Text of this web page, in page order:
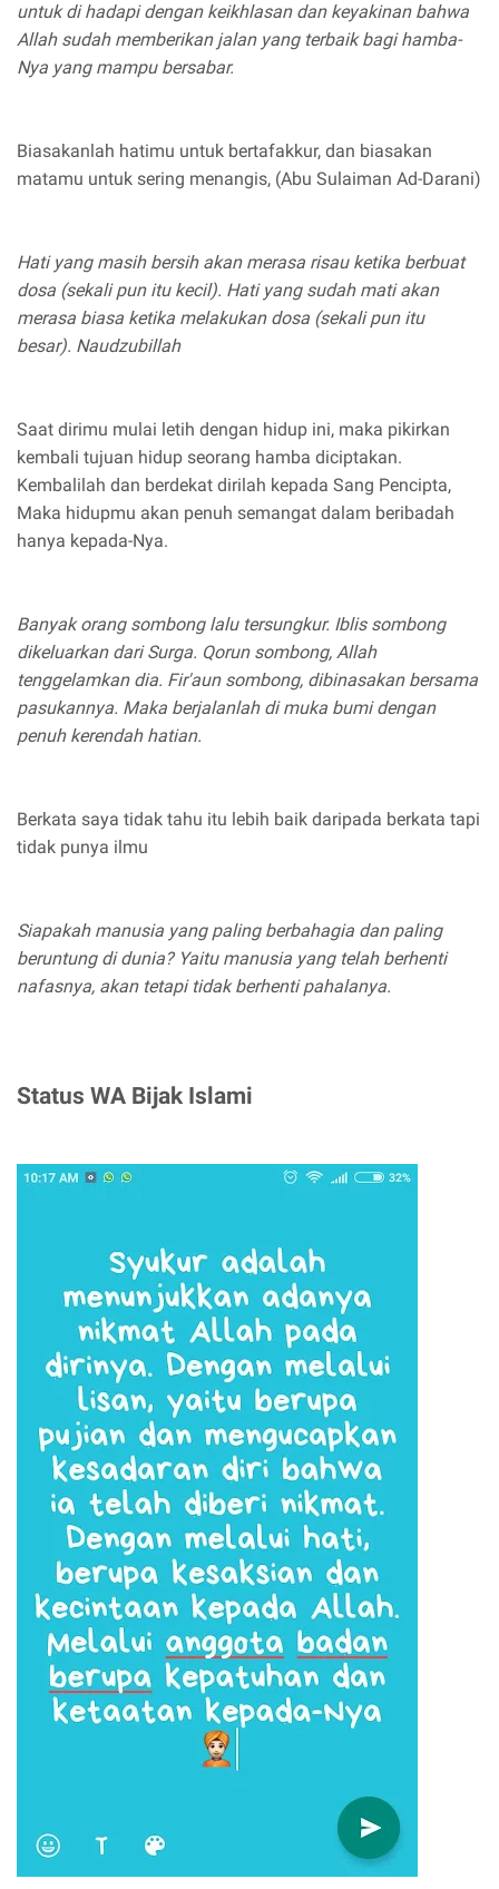
untuk di hadapi dengan keikhlasan dan keyakinan bahwa
Allah sudah memberikan jalan yang terbaik bagi hamba-
Nya yang mampu bersabar.
Biasakanlah hatimu untuk bertafakkur, dan biasakan
matamu untuk sering menangis, (Abu Sulaiman Ad-Darani)
Hati yang masih bersih akan merasa risau ketika berbuat
dosa (sekali pun itu kecil). Hati yang sudah mati akan
merasa biasa ketika melakukan dosa (sekali pun itu
besar). Naudzubillah
Saat dirimu mulai letih dengan hidup ini, maka pikirkan
kembali tujuan hidup seorang hamba diciptakan.
Kembalilah dan berdekat dirilah kepada Sang Pencipta,
Maka hidupmu akan penuh semangat dalam beribadah
hanya kepada-Nya.
Banyak orang sombong lalu tersungkur. Iblis sombong
dikeluarkan dari Surga. Qorun sombong, Allah
tenggelamkan dia. Fir'aun sombong, dibinasakan bersama
pasukannya. Maka berjalanlah di muka bumi dengan
penuh kerendah hatian.
Berkata saya tidak tahu itu lebih baik daripada berkata tapi
tidak punya ilmu
Siapakah manusia yang paling berbahagia dan paling
beruntung di dunia? Yaitu manusia yang telah berhenti
nafasnya, akan tetapi tidak berhenti pahalanya.
Status WA Bijak Islami